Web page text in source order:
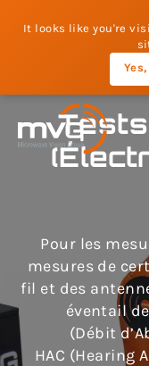
It looks like you're
Pour les
mesures de
fil et des
éventail
(Débit
HAC (Hearing